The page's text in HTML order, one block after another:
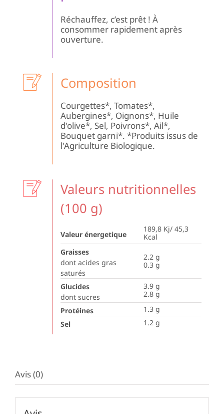
Réchauffez, c’est prêt ! À
consommer rapidement après
ouverture.
Composition
Courgettes*, Tomates*,
Aubergines*, Oignons*, Huile
d'olive*, Sel, Poivrons*, Ail*,
Bouquet garni*. *Produits issus de
l'Agriculture Biologique.
Valeurs nutritionnelles
(100 g)
Valeur énergetique
189,8 Kj/ 45,3
Kcal
Graisses
dont acides gras
saturés
2.2 g
0.3 g
Glucides
dont sucres
3.9 g
2.8 g
Protéines
1.3 g
Sel
1.2 g
Avis (0)